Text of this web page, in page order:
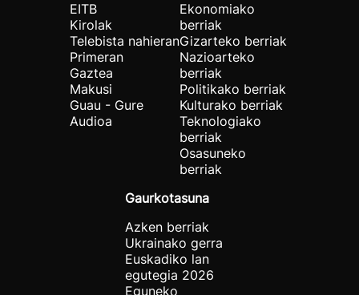
EITB
Kirolak
Telebista nahieran
Primeran
Gaztea
Makusi
Guau - Gure
Audioa
Ekonomiako
berriak
Gizarteko berriak
Nazioarteko
berriak
Politikako berriak
Kulturako berriak
Teknologiako
berriak
Osasuneko
berriak
Gaurkotasuna
Azken berriak
Ukrainako gerra
Euskadiko lan
egutegia 2026
Eguneko